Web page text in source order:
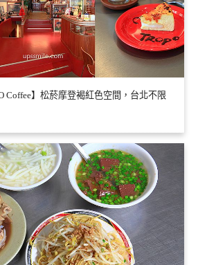
Coffee】松菸摩登褐紅色空間，台北不限